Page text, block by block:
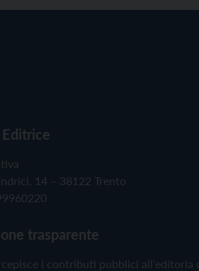
14 – 38122 Trento
trasparente
i contributi pubblici all'editoria